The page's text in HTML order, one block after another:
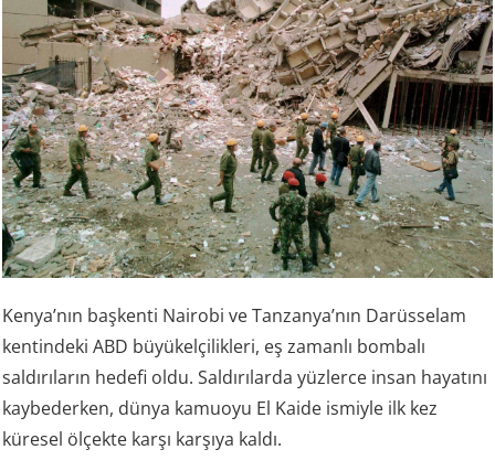
Kenya’nın başkenti Nairobi ve Tanzanya’nın Darüsselam
kentindeki ABD büyükelçilikleri, eş zamanlı bombalı
saldırıların hedefi oldu. Saldırılarda yüzlerce insan hayatını
kaybederken, dünya kamuoyu El Kaide ismiyle ilk kez
küresel ölçekte karşı karşıya kaldı.